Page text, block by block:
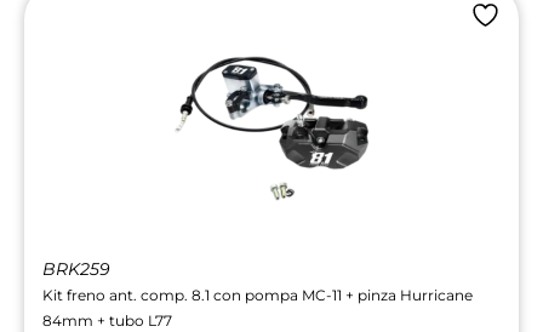
BRK259
Kit freno ant. comp. 8.1 con pompa MC-11 + pinza Hurricane
84mm + tubo L77